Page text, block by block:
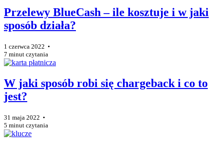
Przelewy BlueCash – ile kosztuje i w jaki
sposób działa?
1 czerwca 2022 •
7 minut czytania
W jaki sposób robi się chargeback i co to
jest?
31 maja 2022 •
5 minut czytania